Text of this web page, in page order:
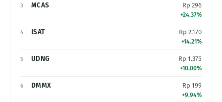
3 MCAS Rp 296
+24.37%
4 ISAT Rp 2.170
+14.21%
5 UDNG Rp 1.375
+10.00%
6 DMMX Rp 199
+9.94%